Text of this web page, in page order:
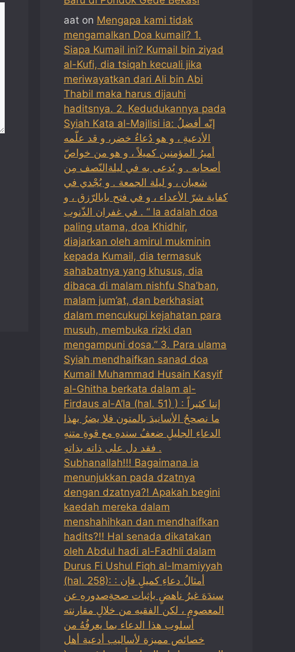
aat on Mengapa kami tidak
mengamalkan Doa kumail? 1.
Siapa Kumail ini? Kumail bin ziyad
al-Kufi, dia tsiqah kecuali jika
meriwayatkan dari Ali bin Abi
Thabil maka harus dijauhi
haditsnya. 2. Kedudukannya pada
Syiah Kata al-Majlisi ia: إنّه أفضلُ
الأدعيةِ ، و هو دُعاءُ خضر، و قد علّمه
أميرُ المؤمنين كميلاً ، و هو من خواصّ
أصحابه . و يُدعى به في ليلةالنّصف مِن
شعبان ، و ليلة الجمعة . و يُجْدي في
كفاية شرّ الأعداء ، و في فتح بابالرّزق ، و
في غفران الذّنوب . “ Ia adalah doa
paling utama, doa Khidhir,
diajarkan oleh amirul mukminin
kepada Kumail, dia termasuk
sahabatnya yang khusus, dia
dibaca di malam nishfu Sha’ban,
malam jum’at, dan berkhasiat
dalam mencukupi kejahatan para
musuh, membuka rizki dan
mengampuni dosa.” 3. Para ulama
Syiah mendhaifkan sanad doa
Kumail Muhammad Husain Kasyif
al-Ghitha berkata dalam al-
Firdaus al-A’la (hal. 51) ) : إننا كثيراً
ما نصححُ الأسانيدَ بالمتون فلا يضرُ بهذا
الدعاءِ الجليلِ ضعفُ سندهِ مع قوةِ متنهِ
فقد دل على ذاته بذاتهِ .
Subhanallah!!! Bagaimana ia
menunjukkan pada dzatnya
dengan dzatnya?! Apakah begini
kaedah mereka dalam
menshahihkan dan mendhaifkan
hadits?!! Hal senada dikatakan
oleh Abdul hadi al-Fadhli dalam
Durus Fi Ushul Fiqh al-Imamiyyah
(hal. 258): : أمثالُ دعاءِ كميلِ فإن
سندَهَ غيرُ ناهضٍ بإثبات صحةِصدورهِ عن
المعصومِ ، لكن الفقيه من خلالِ مقارنته
أسلوب هذا الدعاء بما يعرفُهُ من
خصائص مميزة لأساليب أدعية أهل